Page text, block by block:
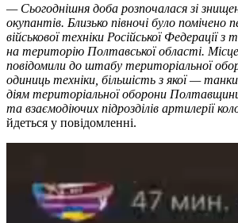
— Сьогоднішня доба розпочалася зі
окупантів. Близько півночі було помічено
військової техніки Російської Федерації з
на територію Полтавської області.
повідомили до штабу територіальної
одиниць техніки, більшість з якої —
діям територіальної оборони Полтавщини,
та взаємодіючих підрозділів артилерії
йдеться у повідомленні.